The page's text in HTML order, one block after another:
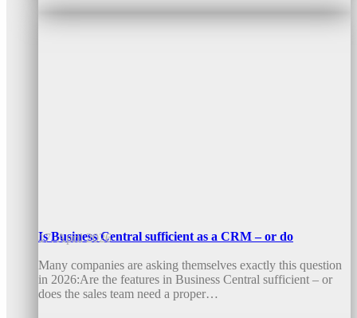
Is Business Central sufficient as a CRM – or do
17. April 2026
Many companies are asking themselves exactly this question
in 2026:Are the features in Business Central sufficient – or
does the sales team need a proper…